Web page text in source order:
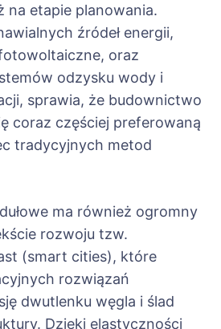
na etapie planowania.
źródeł energii,
oraz
odzysku wody i
sprawia, że budownictwo
coraz częściej preferowaną
tradycyjnych metod
ma również ogromny
rozwoju tzw.
(smart cities), które
rozwiązań
dwutlenku węgla i ślad
Dzięki elastyczności